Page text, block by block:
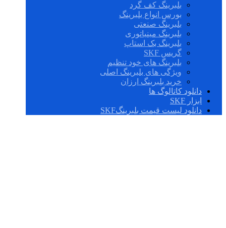
بلبرینگ کف گرد
بورس انواع بلبرینگ
بلبرینگ صنعتی
بلبرینگ مینیاتوری
بلبرینگ بک استاپ
گریس SKF
بلبرینگ های خود تنظیم
ویژگی های بلبرینگ اصلی
خرید بلبرینگ ارزان
دانلود کاتالوگ ها
ابزار SKF
دانلود لیست قیمت بلبرینگSKF